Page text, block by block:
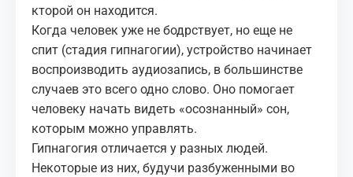
кторой он находится.
Когда человек уже не бодрствует, но еще не
спит (стадия гипнагогии), устройство начинает
воспроизводить аудиозапись, в большинстве
случаев это всего одно слово. Оно помогает
человеку начать видеть «осознанный» сон,
которым можно управлять.
Гипнагогия отличается у разных людей.
Некоторые из них, будучи разбуженными во